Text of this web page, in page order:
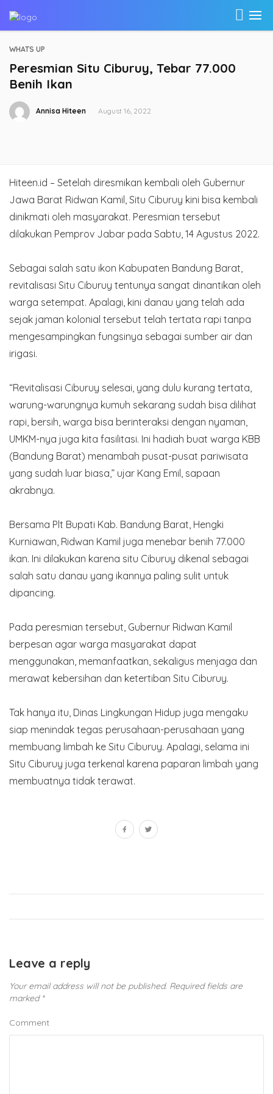
WHATS UP
Peresmian Situ Ciburuy, Tebar 77.000
Benih Ikan
Annisa Hiteen August 16, 2022
Hiteen.id – Setelah diresmikan kembali oleh Gubernur
Jawa Barat Ridwan Kamil, Situ Ciburuy kini bisa kembali
dinikmati oleh masyarakat. Peresmian tersebut
dilakukan Pemprov Jabar pada Sabtu, 14 Agustus 2022.
Sebagai salah satu ikon Kabupaten Bandung Barat,
revitalisasi Situ Ciburuy tentunya sangat dinantikan oleh
warga setempat. Apalagi, kini danau yang telah ada
sejak jaman kolonial tersebut telah tertata rapi tanpa
mengesampingkan fungsinya sebagai sumber air dan
irigasi.
“Revitalisasi Ciburuy selesai, yang dulu kurang tertata,
warung-warungnya kumuh sekarang sudah bisa dilihat
rapi, bersih, warga bisa ber­interaksi dengan nyaman,
UMKM-nya juga kita fasilitasi. Ini hadiah buat warga KBB
(Bandung Barat) me­nambah pusat-pusat pariwi­sata
yang sudah luar biasa,” ujar Kang Emil, sapaan
akrabnya.
Bersama Plt Bupati Kab. Bandung Barat, Hengki
Kurniawan, Ridwan Kamil juga menebar benih 77.000
ikan. Ini dilakukan karena situ Ciburuy dikenal sebagai
salah satu danau yang ikannya paling sulit untuk
dipancing.
Pada peresmian tersebut, Gubernur Ridwan Kamil
berpesan agar warga masyarakat dapat
menggunakan, memanfaatkan, sekaligus menjaga dan
merawat kebersihan dan ketertiban Situ Ciburuy.
Tak hanya itu, Dinas Lingkungan Hidup juga mengaku
siap menindak tegas perusahaan-perusahaan yang
membuang limbah ke Situ Ciburuy. Apalagi, selama ini
Situ Ciburuy juga terkenal karena paparan limbah yang
membuatnya tidak terawat.
Leave a reply
Your email address will not be published. Required fields are
marked *
Comment